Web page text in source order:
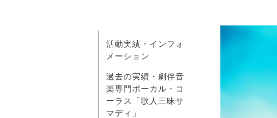
活動実績・インフォ
メーション
過去の実績・劇伴音
楽専門ボーカル・コ
ーラス「歌人三昧サ
マディ」